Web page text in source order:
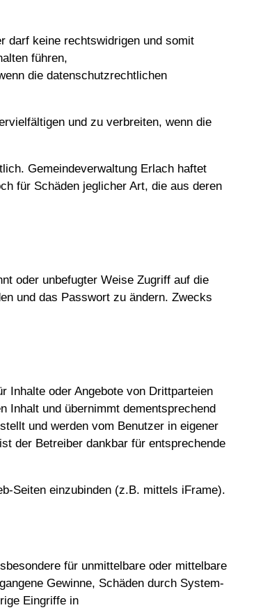
darf keine rechtswidrigen und somit
führen,
die datenschutzrechtlichen
und zu verbreiten, wenn die
Gemeindeverwaltung Erlach haftet
für Schäden jeglicher Art, die aus deren
oder unbefugter Weise Zugriff auf die
und das Passwort zu ändern. Zwecks
Inhalte oder Angebote von Drittparteien
Inhalt und übernimmt dementsprechend
und werden vom Benutzer in eigener
der Betreiber dankbar für entsprechende
Seiten einzubinden (z.B. mittels iFrame).
für unmittelbare oder mittelbare
Gewinne, Schäden durch System-
Eingriffe in